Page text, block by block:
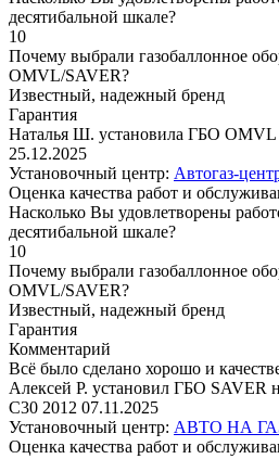
десятибальной шкале?
10
Почему выбрали газобаллонное
OMVL/SAVER?
Известный, надежный бренд
Гарантия
Наталья Ш. установила ГБО OMVL
25.12.2025
Установочный центр: Автогаз-
Оценка качества работ и
Насколько Вы удовлетворены
десятибальной шкале?
10
Почему выбрали газобаллонное
OMVL/SAVER?
Известный, надежный бренд
Гарантия
Комментарий
Всё было сделано хорошо и
Алексей Р. установил ГБО SAVER
C30 2012 07.11.2025
Установочный центр: АВТО НА
Оценка качества работ и